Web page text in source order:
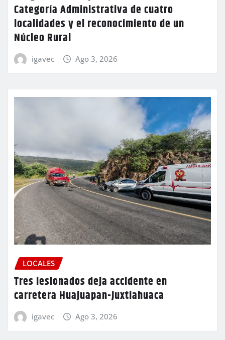
Categoría Administrativa de cuatro
localidades y el reconocimiento de un
Núcleo Rural
igavec Ago 3, 2026
LOCALES
Tres lesionados deja accidente en
carretera Huajuapan-Juxtlahuaca
igavec Ago 3, 2026